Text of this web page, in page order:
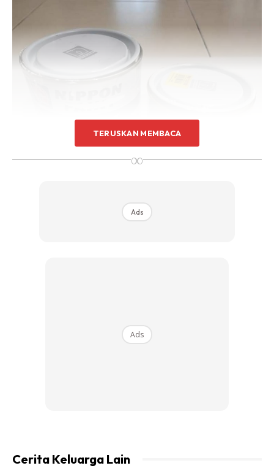
TERUSKAN MEMBACA
∞
Ads
Ads
Cerita Keluarga Lain